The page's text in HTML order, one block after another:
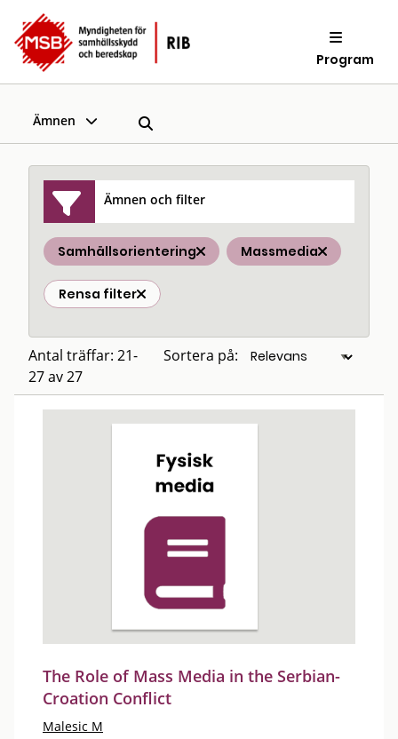
Program
Ämnen
Ämnen och filter
Samhällsorientering Massmedia
Rensa filter
Antal träffar: 21-
27 av 27
Sortera på:
The Role of Mass Media in the Serbian-
Croation Conflict
Malesic M